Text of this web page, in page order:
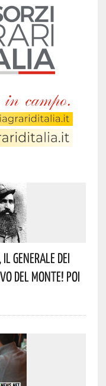
Generale Dei
Del Monte! Poi